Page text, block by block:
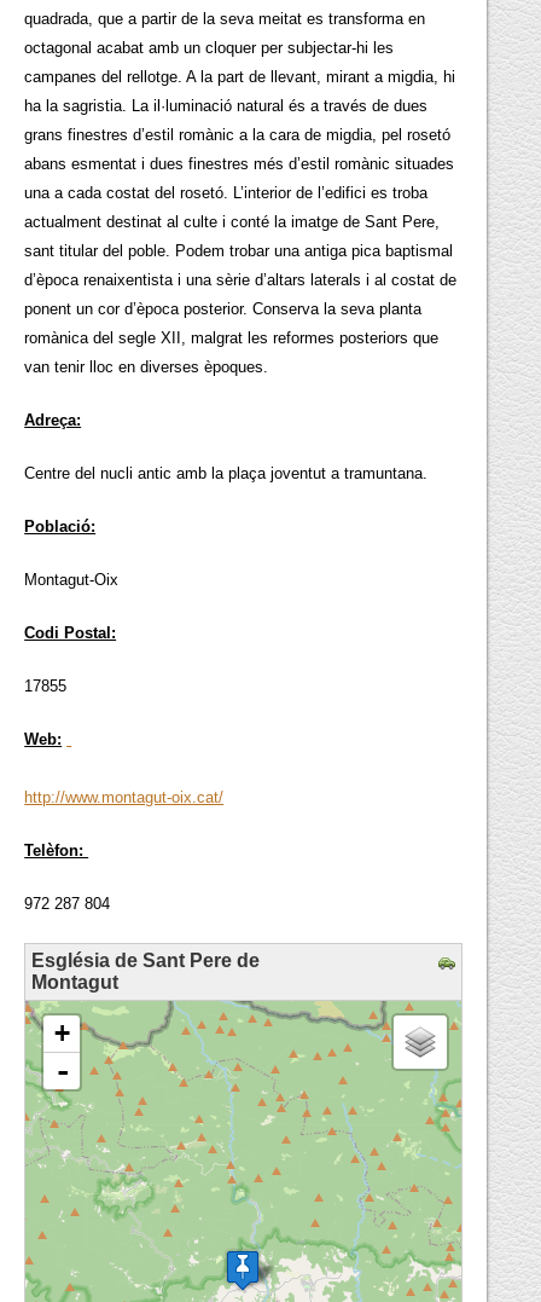
quadrada, que a partir de la seva meitat es transforma en
octagonal acabat amb un cloquer per subjectar-hi les
campanes del rellotge. A la part de llevant, mirant a migdia, hi
ha la sagristia. La il·luminació natural és a través de dues
grans finestres d’estil romànic a la cara de migdia, pel rosetó
abans esmentat i dues finestres més d’estil romànic situades
una a cada costat del rosetó. L’interior de l’edifici es troba
actualment destinat al culte i conté la imatge de Sant Pere,
sant titular del poble. Podem trobar una antiga pica baptismal
d’època renaixentista i una sèrie d’altars laterals i al costat de
ponent un cor d’època posterior. Conserva la seva planta
romànica del segle XII, malgrat les reformes posteriors que
van tenir lloc en diverses èpoques.
Adreça:
Centre del nucli antic amb la plaça joventut a tramuntana.
Població:
Montagut-Oix
Codi Postal:
17855
Web:
http://www.montagut-oix.cat/
Telèfon:
972 287 804
Església de Sant Pere de
Montagut
loading map - please wait...
+
-